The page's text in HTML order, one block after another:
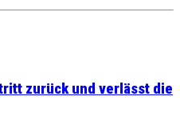
zurück und verlässt die